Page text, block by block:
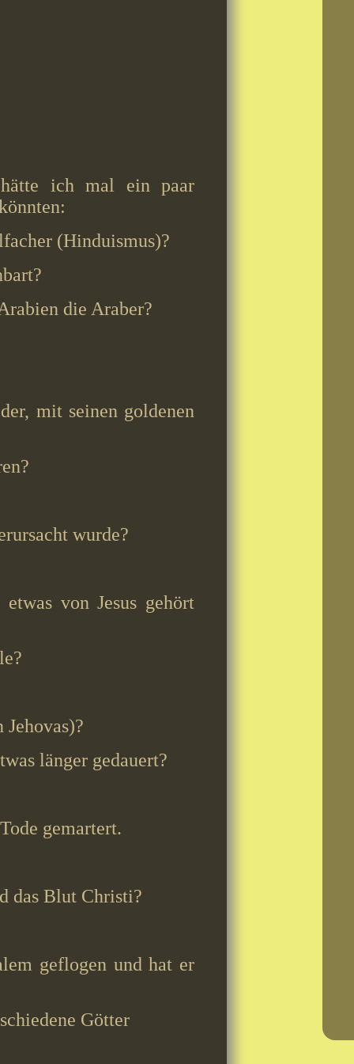
ich mal ein paar
(Hinduismus)?
die Araber?
mit seinen goldenen
wurde?
von Jesus gehört
länger gedauert?
gemartert.
das Blut Christi?
geflogen und hat er
Götter